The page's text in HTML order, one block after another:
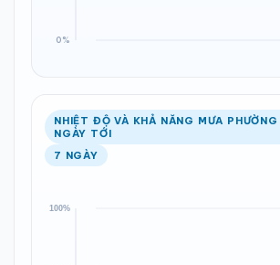
NHIỆT ĐỘ VÀ KHẢ NĂNG MƯA
NGÀY TỚI
7 NGÀY